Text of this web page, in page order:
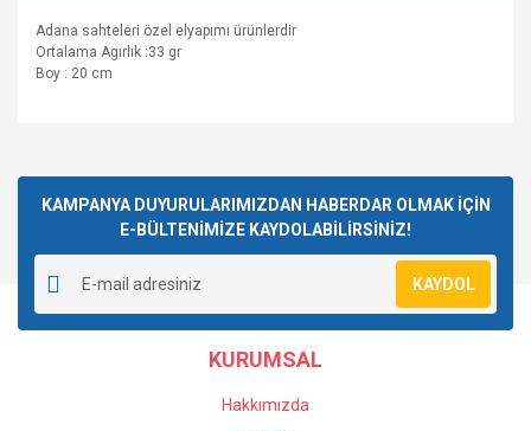
Adana sahteleri özel elyapımı ürünlerdir
Ortalama Agırlık :33 gr
Boy : 20 cm
Yorum Yaz
kullanarak tarafımıza iletebilirsiniz.
Görüş ve önerileriniz için teşekkür ederiz.
Ürün resmi kalitesiz, bozuk veya görüntülenemiyor.
Ürün açıklamasında eksik bilgiler bulunuyor.
Ürün bilgilerinde hatalar bulunuyor.
Ürün fiyatı diğer sitelerden daha pahalı.
KAMPANYA DUYURULARIMIZDAN HABERDAR OLMAK İÇİN
E-BÜLTENİMİZE KAYDOLABİLİRSİNİZ!
KAYDOL
KURUMSAL
Hakkımızda